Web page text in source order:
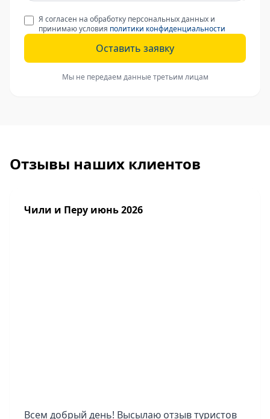
Я согласен на обработку персональных данных и
принимаю условия политики конфиденциальности
Оставить заявку
Мы не передаем данные третьим лицам
Отзывы наших клиентов
Чили и Перу июнь 2026
Всем добрый день! Высылаю отзыв туристов